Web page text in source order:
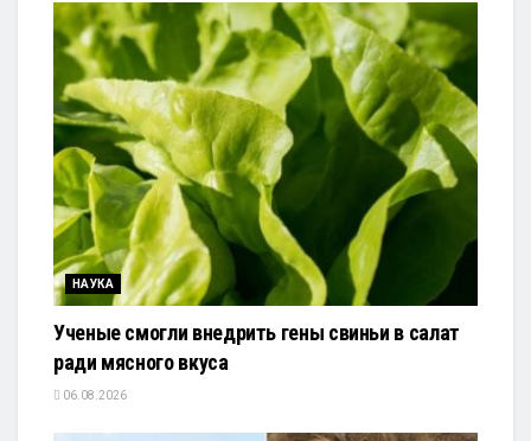
НАУКА
Ученые смогли внедрить гены свиньи в салат
ради мясного вкуса
06.08.2026